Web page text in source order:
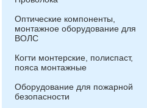
Оптические компоненты,
монтажное оборудование для
ВОЛС
Когти монтерские, полиспаст,
пояса монтажные
Оборудование для пожарной
безопасности